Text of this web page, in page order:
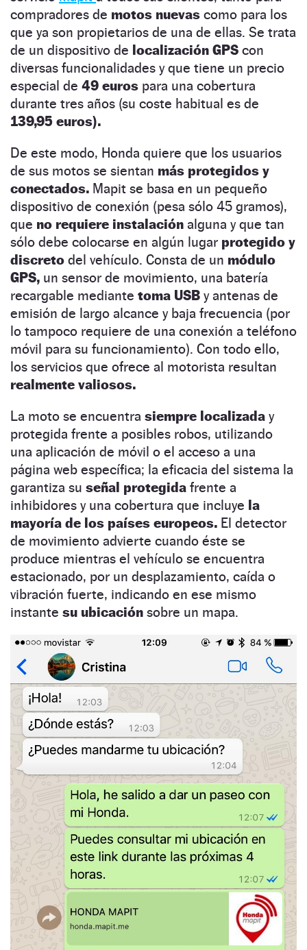
compradores de motos nuevas como para los
que ya son propietarios de una de ellas. Se trata
de un dispositivo de localización GPS con
diversas funcionalidades y que tiene un precio
especial de 49 euros para una cobertura
durante tres años (su coste habitual es de
139,95 euros).
De este modo, Honda quiere que los usuarios
de sus motos se sientan más protegidos y
conectados. Mapit se basa en un pequeño
dispositivo de conexión (pesa sólo 45 gramos),
que no requiere instalación alguna y que tan
sólo debe colocarse en algún lugar protegido y
discreto del vehículo. Consta de un módulo
GPS, un sensor de movimiento, una batería
recargable mediante toma USB y antenas de
emisión de largo alcance y baja frecuencia (por
lo tampoco requiere de una conexión a teléfono
móvil para su funcionamiento). Con todo ello,
los servicios que ofrece al motorista resultan
realmente valiosos.
La moto se encuentra siempre localizada y
protegida frente a posibles robos, utilizando
una aplicación de móvil o el acceso a una
página web específica; la eficacia del sistema la
garantiza su señal protegida frente a
inhibidores y una cobertura que incluye la
mayoría de los países europeos. El detector
de movimiento advierte cuando éste se
produce mientras el vehículo se encuentra
estacionado, por un desplazamiento, caída o
vibración fuerte, indicando en ese mismo
instante su ubicación sobre un mapa.